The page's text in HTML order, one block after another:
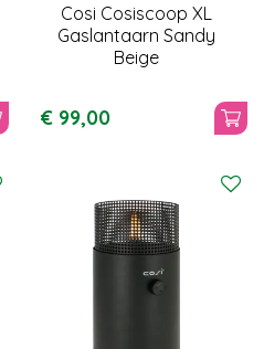
Cosi Cosiscoop XL
Gaslantaarn Sandy
Beige
€ 99,00